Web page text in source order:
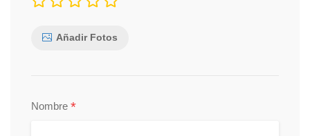
Añadir Fotos
Nombre *